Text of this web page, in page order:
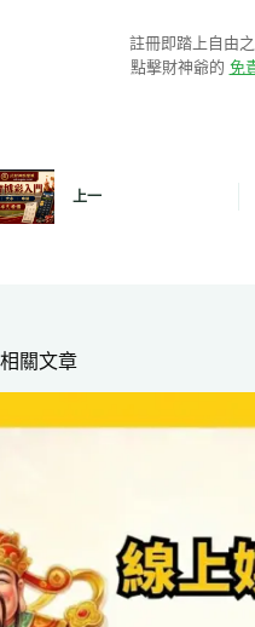
註冊即踏上自由
點擊財神爺的 免
上一
相關文章